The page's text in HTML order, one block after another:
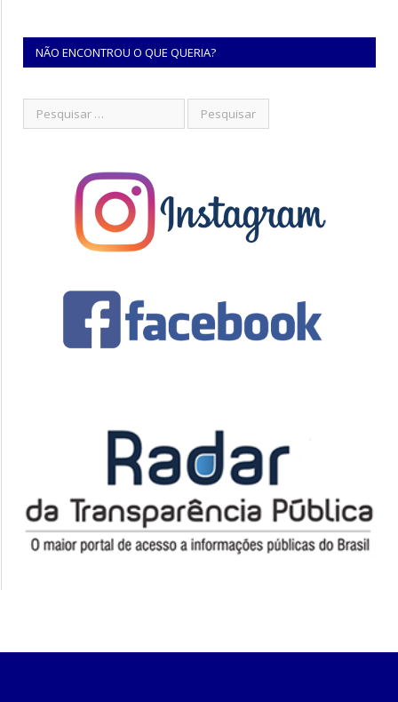
NÃO ENCONTROU O QUE QUERIA?